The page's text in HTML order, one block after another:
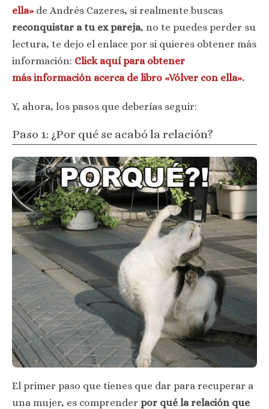
ella» de Andrés Cazeres, si realmente buscas
reconquistar a tu ex pareja, no te puedes perder su
lectura, te dejo el enlace por si quieres obtener más
información: Click aquí para obtener
más información acerca de libro «Vólver con ella».
Y, ahora, los pasos que deberías seguir:
Paso 1: ¿Por qué se acabó la relación?
El primer paso que tienes que dar para recuperar a
una mujer, es comprender por qué la relación que